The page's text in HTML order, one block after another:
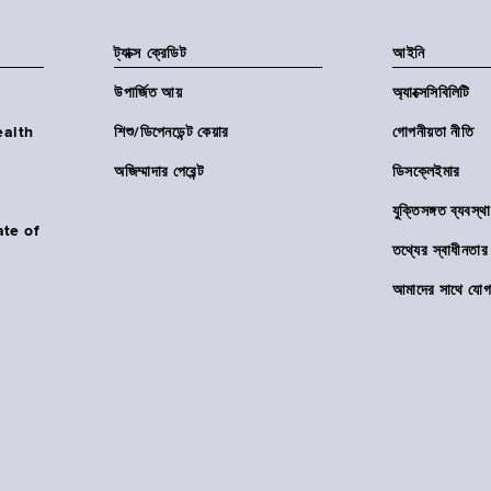
of
ট্যাক্স ক্রেডিট
উপার্জিত আয়
শিশু/ডিপেনডেন্ট কেয়ার
অজিম্মাদার পেরেন্ট
আইনি
অ্যাক্সেসিবিলিটি
গোপনীয়তা নীতি
ডিসক্লেইমার
যুক্তিসঙ্গত ব্যবস্থা
তথ্যের
আমাদের সাথে